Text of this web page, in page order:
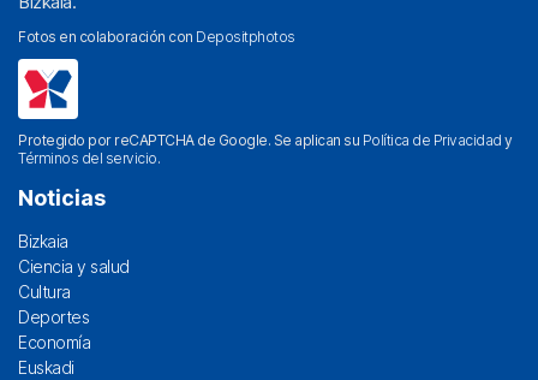
Fotos en colaboración con Depositphotos
Protegido por reCAPTCHA de Google. Se aplican su Política de Privacidad y
Términos del servicio.
Noticias
Bizkaia
Ciencia y salud
Cultura
Deportes
Economía
Euskadi